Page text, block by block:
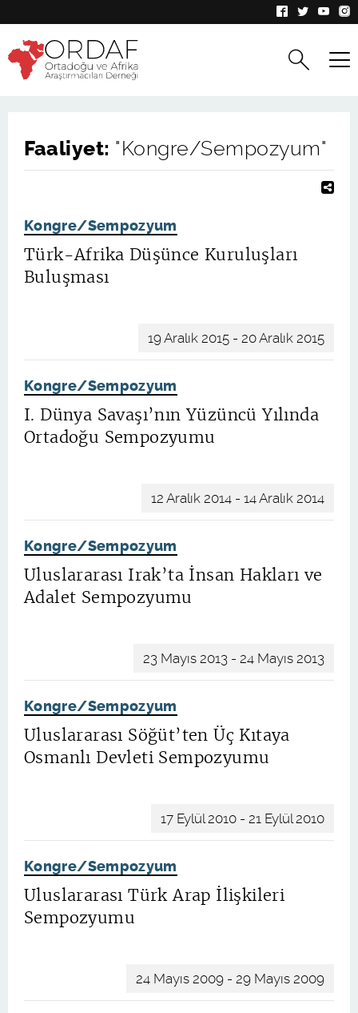
Faaliyet: Kongre/Sempozyum
Kongre/Sempozyum
Türk-Afrika Düşünce Kuruluşları
Buluşması
19 Aralık 2015 - 20 Aralık 2015
Kongre/Sempozyum
I. Dünya Savaşı’nın Yüzüncü Yılında
Ortadoğu Sempozyumu
12 Aralık 2014 - 14 Aralık 2014
Kongre/Sempozyum
Uluslararası Irak’ta İnsan Hakları ve
Adalet Sempozyumu
23 Mayıs 2013 - 24 Mayıs 2013
Kongre/Sempozyum
Uluslararası Söğüt’ten Üç Kıtaya
Osmanlı Devleti Sempozyumu
17 Eylül 2010 - 21 Eylül 2010
Kongre/Sempozyum
Uluslararası Türk Arap İlişkileri
Sempozyumu
24 Mayıs 2009 - 29 Mayıs 2009